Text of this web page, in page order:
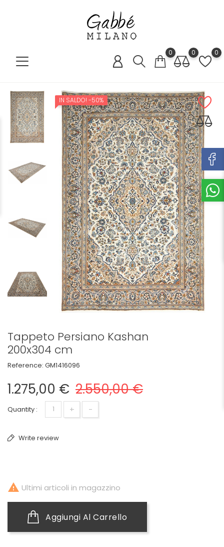
0 0 0
IN SALDO! -50%
Tappeto Persiano Kashan
200x304 cm
Reference: GM1416096
1.275,00 € 2.550,00 €
Quantity : + -
Write review
 Ultimi articoli in magazzino
Aggiungi Al Carrello